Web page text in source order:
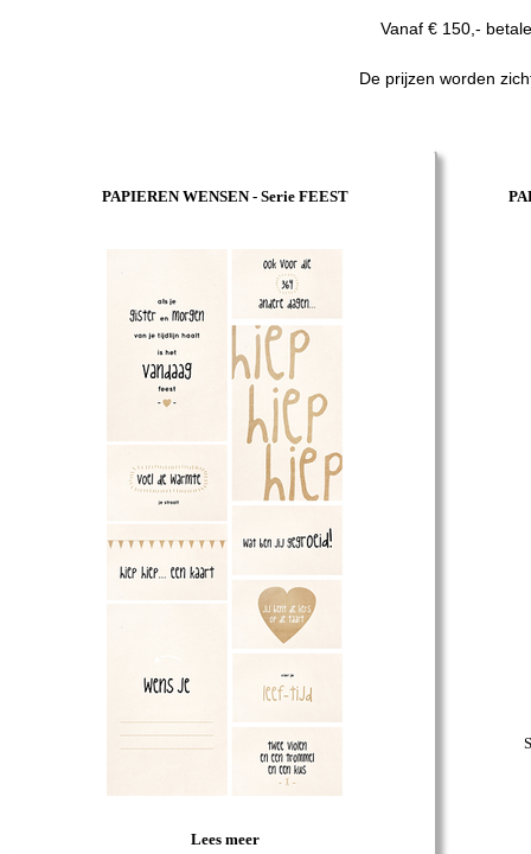
Vanaf € 150,-
De prijzen worden
PAPIEREN WENSEN - Serie FEEST
Lees meer